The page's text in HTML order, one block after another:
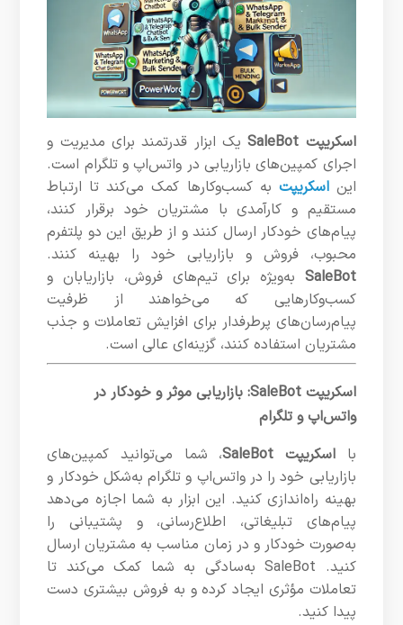
اسکریپت SaleBot
یک ابزار قدرتمند برای مدیریت و
اجرای کمپین‌های بازاریابی در واتس‌اپ و تلگرام است.
ایناسکریپت به کسب‌وکارها کمک می‌کند تا ارتباط
مستقیم و کارآمدی با مشتریان خود برقرار کنند،
پیام‌های خودکار ارسال کنند و از طریق این دو پلتفرم
محبوب، فروش و بازاریابی خود را بهینه کنند.
SaleBot به‌ویژه برای تیم‌های فروش، بازاریابان و
کسب‌وکارهایی که می‌خواهند از ظرفیت
پیام‌رسان‌های پرطرفدار برای افزایش تعاملات و جذب
مشتریان استفاده کنند، گزینه‌ای عالی است.
اسکریپت SaleBot: بازاریابی موثر و خودکار در
واتس‌اپ و تلگرام
بااسکریپت SaleBot
، شما می‌توانید کمپین‌های
بازاریابی خود را در واتس‌اپ و تلگرام به‌شکل خودکار و
بهینه راه‌اندازی کنید. این ابزار به شما اجازه می‌دهد
پیام‌های تبلیغاتی، اطلاع‌رسانی، و پشتیبانی را
به‌صورت خودکار و در زمان مناسب به مشتریان ارسال
کنید. SaleBot به‌سادگی به شما کمک می‌کند تا
تعاملات مؤثری ایجاد کرده و به فروش بیشتری دست
پیدا کنید.